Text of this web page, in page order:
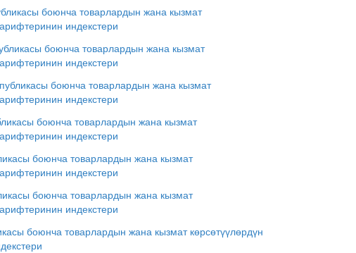
боюнча товарлардын жана кызмат
индекстери
боюнча товарлардын жана кызмат
индекстери
боюнча товарлардын жана кызмат
индекстери
боюнча товарлардын жана кызмат
индекстери
боюнча товарлардын жана кызмат
индекстери
боюнча товарлардын жана кызмат
индекстери
боюнча товарлардын жана кызмат көрсөтүүлөрдүн